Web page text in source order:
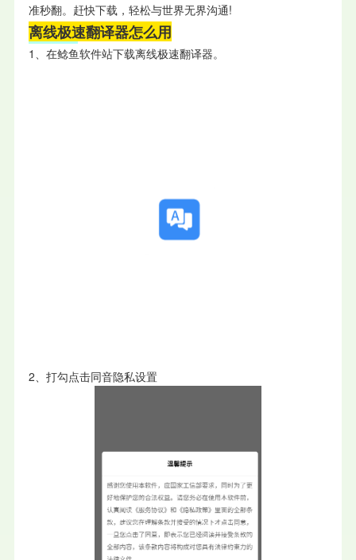
准秒翻。赶快下载，轻松与世界无界沟通!
离线极速翻译器怎么用
1、在鲶鱼软件站下载离线极速翻译器。
2、打勾点击同音隐私设置